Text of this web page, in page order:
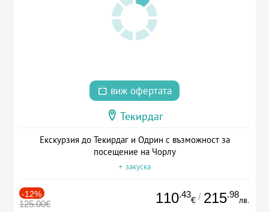
виж офертата
Текирдаг
Екскурзия до Текирдаг и Одрин с възможност за
посещение на Чорлу
+ закуска
-12%
125.00€ 110.43
€ / 215.98
лв.